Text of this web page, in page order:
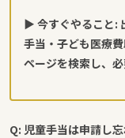
▶ 今すぐやること:
手当・子ども医療
ページを検索し、
Q: 児童手当は申請し